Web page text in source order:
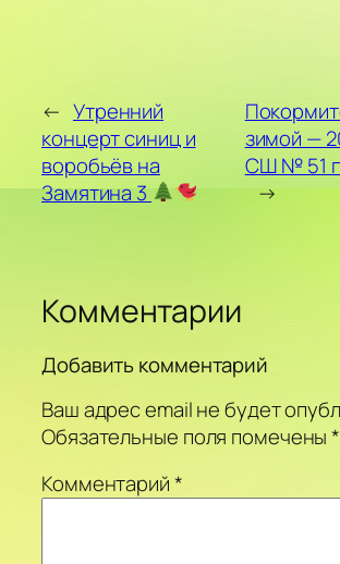
← Утренний
концерт синиц и
воробьёв на
Замятина 3
зимой —
СШ № 51
→
Комментарии
Добавить комментарий
Ваш адрес email не будет
Обязательные поля помечены*
Комментарий*